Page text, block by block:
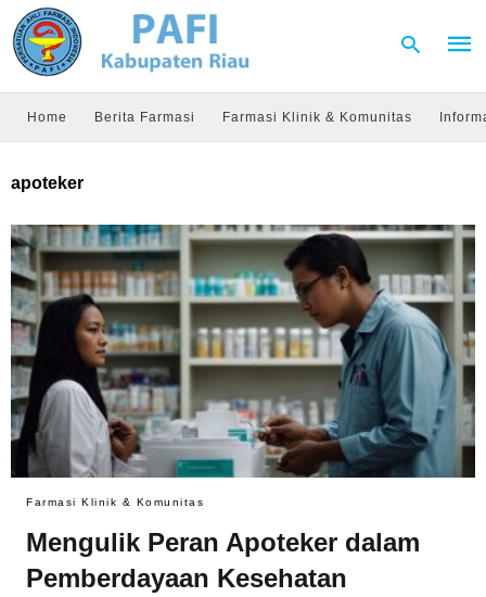
and
hit
Home Berita Farmasi Farmasi Klinik & Komunitas
apoteker
Farmasi Klinik & Komunitas
Mengulik Peran Apoteker dalam
Pemberdayaan Kesehatan